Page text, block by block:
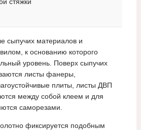
сыпучих материалов и
к основанию которого
уровень. Поверх сыпучих
листы фанеры,
плиты, листы ДВП
между собой клеем и для
саморезами.
фиксируется подобным